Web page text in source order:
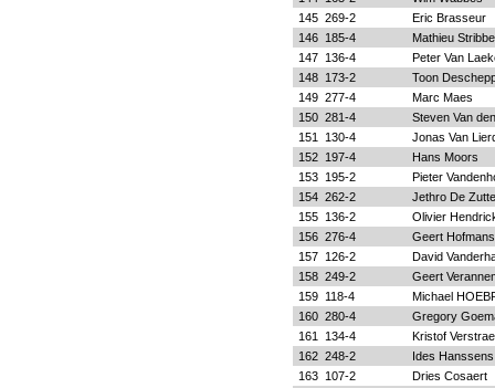
145 269-2
Eric Brasseur
146 185-4
Mathieu Stribbe
147 136-4
Peter Van
148 173-2
Toon
149 277-4
Marc Maes
150 281-4
Steven Van
151
130-4
Jonas Van
152 197-4
Hans Moors
153 195-2
Pieter
154 262-2
Jethro De
155 136-2
Olivier
156 276-4
Geert Hofmans
157 126-2
David
158 249-2
Geert
159 118-4
Michael
160 280-4
Gregory
161
134-4
Kristof
162 248-2
Ides Hanssens
163 107-2
Dries Cosaert